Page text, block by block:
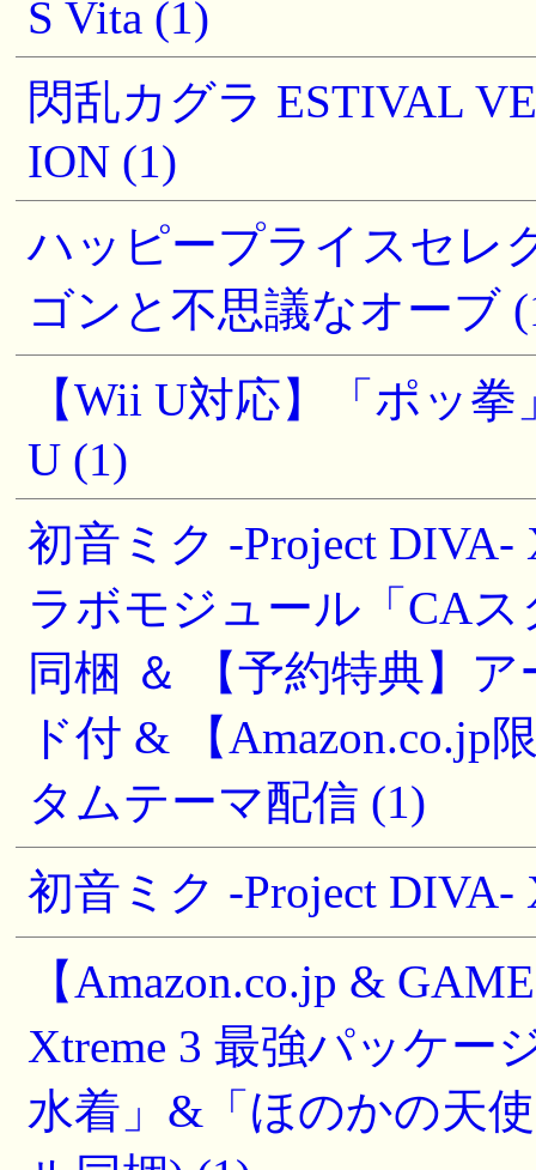
S Vita (1)
閃乱カグラ ESTIVAL
ION (1)
ハッピープライスセレ
ゴンと不思議なオーブ
【Wii U対応】「ポッ
U (1)
初音ミク -Project
ラボモジュール「CA
同梱 ＆ 【予約特典】
ド付 & 【Amazon.co.jp
タムテーマ配信 (1)
初音ミク -Project
【Amazon.co.jp &
Xtreme 3 最強パッケー
水着」&「ほのかの天